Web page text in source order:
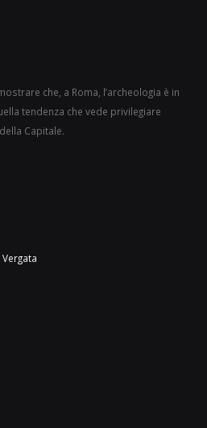
che, a Roma, l’archeologia è in
tendenza che vede privilegiare
Capitale.